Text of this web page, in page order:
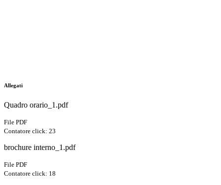
Allegati
Quadro orario_1.pdf
File PDF
Contatore click: 23
brochure interno_1.pdf
File PDF
Contatore click: 18